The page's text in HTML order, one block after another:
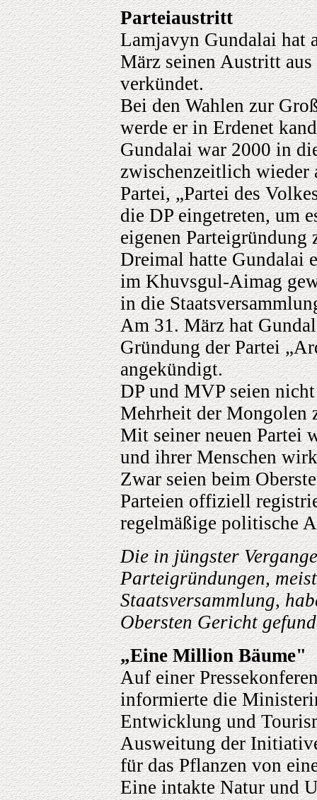
Parteiaustritt
Lamjavyn Gundalai hat
März seinen Austritt
verkündet.
Bei den Wahlen zur
werde er in Erdenet
Gundalai war 2000 in
zwischenzeitlich wieder
Partei, „Partei des
die DP eingetreten, um
eigenen Parteigründung
Dreimal hatte Gundalai
im Khuvsgul-Aimag
in die
Am 31. März hat
Gründung der Partei
angekündigt.
DP und MVP seien
Mehrheit der Mongolen
Mit seiner neuen Partei
und ihrer Menschen
Zwar seien beim
Parteien offiziell
regelmäßige politische
Die in jüngster
Parteigründungen,
Staatsversammlung,
Obersten Gericht
„Eine Million Bäume"
Auf einer
informierte die
Entwicklung und
Ausweitung der
für das Pflanzen von
Eine intakte Natur und